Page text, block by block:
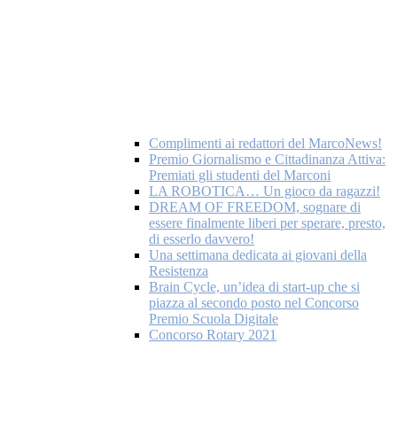
Complimenti ai redattori del MarcoNews!
Premio Giornalismo e Cittadinanza Attiva:
Premiati gli studenti del Marconi
LA ROBOTICA… Un gioco da ragazzi!
DREAM OF FREEDOM, sognare di
essere finalmente liberi per sperare, presto,
di esserlo davvero!
Una settimana dedicata ai giovani della
Resistenza
Brain Cycle, un’idea di start-up che si
piazza al secondo posto nel Concorso
Premio Scuola Digitale
Concorso Rotary 2021